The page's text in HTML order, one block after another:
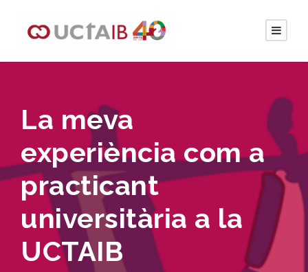
La meva
experiència com a
practicant
universitària a la
UCTAIB